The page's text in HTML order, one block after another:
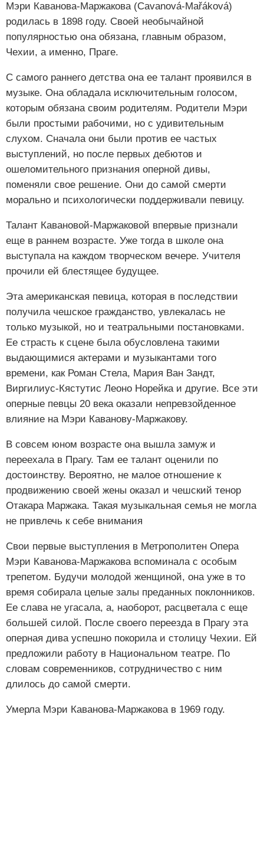
Мэри Каванова-Маржакова (Cavanová-Mařáková)
родилась в 1898 году. Своей необычайной
популярностью она обязана, главным образом,
Чехии, а именно, Праге.
С самого раннего детства она ее талант проявился в
музыке. Она обладала исключительным голосом,
которым обязана своим родителям. Родители Мэри
были простыми рабочими, но с удивительным
слухом. Сначала они были против ее частых
выступлений, но после первых дебютов и
ошеломительного признания оперной дивы,
поменяли свое решение. Они до самой смерти
морально и психологически поддерживали певицу.
Талант Кавановой-Маржаковой впервые признали
еще в раннем возрасте. Уже тогда в школе она
выступала на каждом творческом вечере. Учителя
прочили ей блестящее будущее.
Эта американская певица, которая в последствии
получила чешское гражданство, увлекалась не
только музыкой, но и театральными постановками.
Ее страсть к сцене была обусловлена такими
выдающимися актерами и музыкантами того
времени, как Роман Стела, Мария Ван Зандт,
Виргилиус-Кястутис Леоно Норейка и другие. Все эти
оперные певцы 20 века оказали непревзойденное
влияние на Мэри Каванову-Маржакову.
В совсем юном возрасте она вышла замуж и
переехала в Прагу. Там ее талант оценили по
достоинству. Вероятно, не малое отношение к
продвижению своей жены оказал и чешский тенор
Отакара Маржака. Такая музыкальная семья не могла
не привлечь к себе внимания
Свои первые выступления в Метрополитен Опера
Мэри Каванова-Маржакова вспоминала с особым
трепетом. Будучи молодой женщиной, она уже в то
время собирала целые залы преданных поклонников.
Ее слава не угасала, а, наоборот, расцветала с еще
большей силой. После своего переезда в Прагу эта
оперная дива успешно покорила и столицу Чехии. Ей
предложили работу в Национальном театре. По
словам современников, сотрудничество с ним
длилось до самой смерти.
Умерла Мэри Каванова-Маржакова в 1969 году.